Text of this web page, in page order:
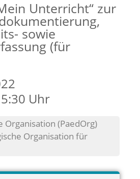
Unterricht“ zur
sowie
(für
Uhr
Organisation (PaedOrg)
Organisation für